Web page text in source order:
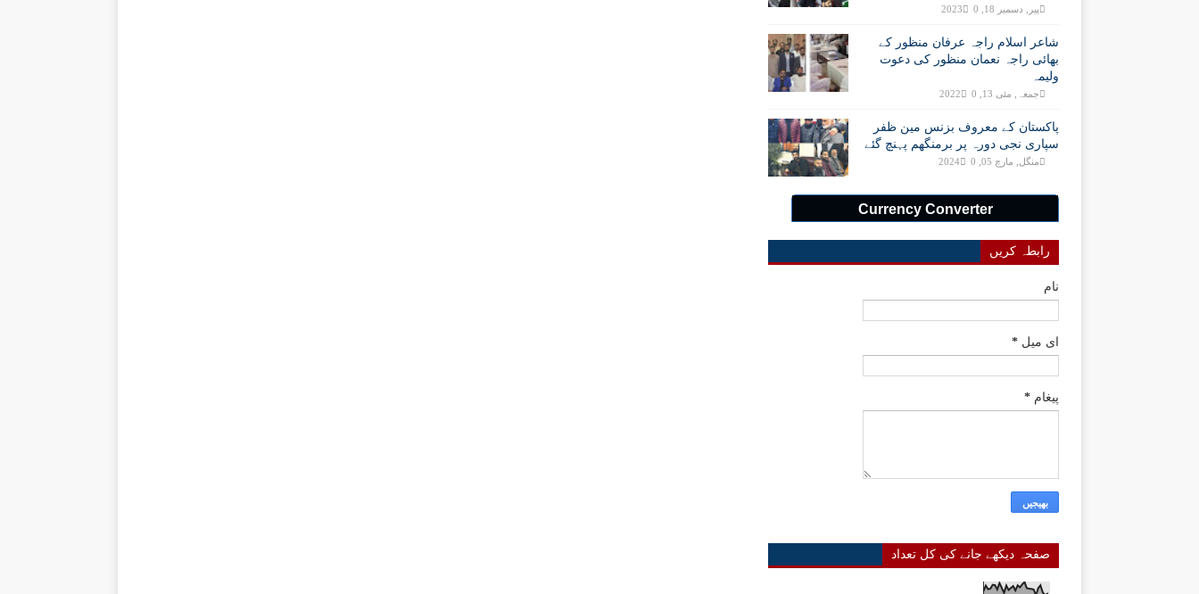
پیر, دسمبر 18, 2023 0
شاعر اسلام راجہ عرفان منظور کے
بھائی راجہ نعمان منظور کی دعوت
ولیمہ
جمعہ, مئی 13, 2022 0
پاکستان کے معروف بزنس مین ظفر
سپاری نجی دورہ پر برمنگھم پہنچ گئے
منگل, مارچ 05, 2024 0
Currency Converter
رابطہ کریں
نام
ای میل *
پیغام *
صفحہ دیکھے جانے کی کل تعداد